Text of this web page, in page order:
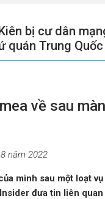
bị cư dân
quán Trung
về sau
năm 2022
mình sau một loạt
đưa tin liên